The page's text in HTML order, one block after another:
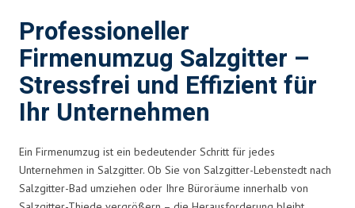
Professioneller
Firmenumzug Salzgitter –
Stressfrei und Effizient für
Ihr Unternehmen
Ein Firmenumzug ist ein bedeutender Schritt für jedes
Unternehmen in Salzgitter. Ob Sie von Salzgitter-Lebenstedt nach
Salzgitter-Bad umziehen oder Ihre Büroräume innerhalb von